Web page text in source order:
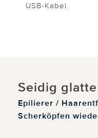
USB-Kabel.
Seidig
Epilierer /
Scherköpfen